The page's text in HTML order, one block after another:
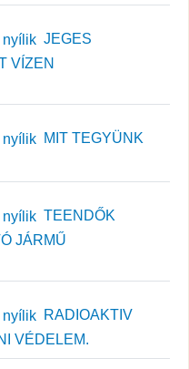
JEGES
VÍZEN
MIT TEGYÜNK
TEENDŐK
JÁRMŰ
RADIOAKTIV
VÉDELEM.